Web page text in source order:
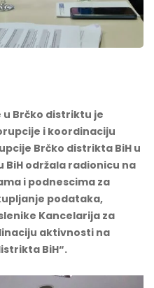
u Brčko distriktu je
i koordinaciju
Brčko distrikta BiH u
BiH održala radionicu na
i podnescima za
podataka,
Kancelarija za
aktivnosti na
BiH“.